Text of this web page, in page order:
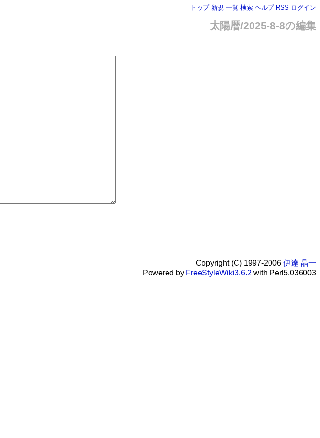
トップ 新規 一覧 検索 ヘルプ RSS ログイン
太陽暦/2025-8-8の編集
Copyright (C) 1997-2006 伊達 晶一
Powered by FreeStyleWiki3.6.2 with Perl5.036003